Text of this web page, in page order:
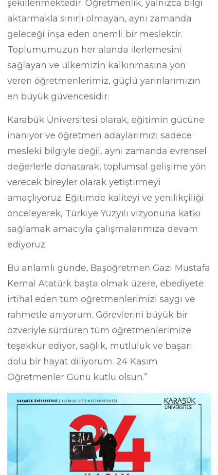
şekillenmektedir. Öğretmenlik, yalnızca bilgi
aktarmakla sınırlı olmayan, aynı zamanda
geleceği inşa eden önemli bir meslektir.
Toplumumuzun her alanda ilerlemesini
sağlayan ve ülkemizin kalkınmasına yön
veren öğretmenlerimiz, güçlü yarınlarımızın
en büyük güvencesidir.
Karabük Üniversitesi olarak, eğitimin gücüne
inanıyor ve öğretmen adaylarımızı sadece
mesleki bilgiyle değil, aynı zamanda evrensel
değerlerle donatarak, toplumsal gelişime yön
verecek bireyler olarak yetiştirmeyi
amaçlıyoruz. Eğitimde kaliteyi ve yenilikçiliği
önceleyerek, Türkiye Yüzyılı vizyonuna katkı
sağlamak amacıyla çalışmalarımıza devam
ediyoruz.
Bu anlamlı günde, Başöğretmen Gazi Mustafa
Kemal Atatürk başta olmak üzere, ebediyete
irtihal eden tüm öğretmenlerimizi saygı ve
rahmetle anıyorum. Görevlerini büyük bir
özveriyle sürdüren tüm öğretmenlerimize
teşekkür ediyor, sağlık, mutluluk ve başarı
dolu bir hayat diliyorum. 24 Kasım
Öğretmenler Günü kutlu olsun.”